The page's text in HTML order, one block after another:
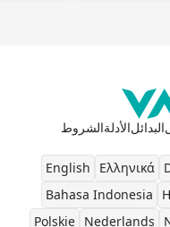
البدائلالأدلةالشروط
Ελληνικά
English
Bahasa Indonesia
Nederlands
Polskie